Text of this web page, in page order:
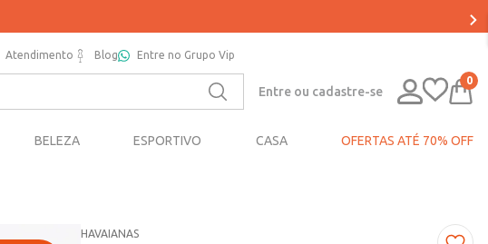
Atendimento Blog Entre no Grupo Vip
Entre ou cadastre-se
0
BELEZA ESPORTIVO CASA OFERTAS ATÉ 70% OFF
HAVAIANAS